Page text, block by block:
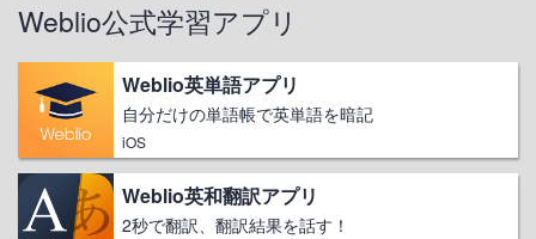
Weblio公式学習アプリ
Weblio英単語アプリ
自分だけの単語帳で英単語を暗記
iOS
Weblio英和翻訳アプリ
2秒で翻訳、翻訳結果を話す！